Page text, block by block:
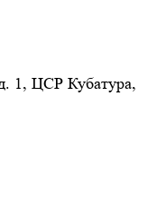
1, ЦСР Кубатура,